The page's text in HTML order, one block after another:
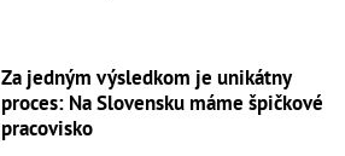
Za jedným výsledkom je unikátny
proces: Na Slovensku máme špičkové
pracovisko